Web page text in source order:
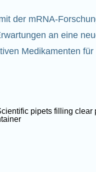
der mRNA-
an eine
Medikamenten für